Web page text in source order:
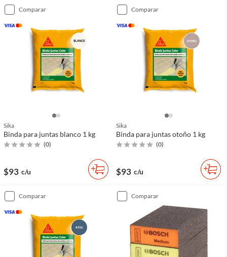
comparar
Sika
Binda para juntas blanco 1 kg
(0)
$93 c/u
comparar
Sika
Binda para juntas otoño 1 kg
(0)
$93 c/u
comparar comparar